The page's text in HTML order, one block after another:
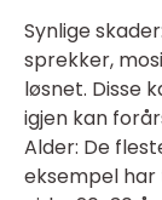
Synlige
sprekker,
løsnet. Disse
igjen kan
Alder: De
eksempel har